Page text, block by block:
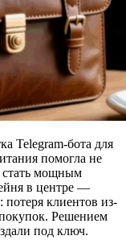
Telegram-бота для
помогла не
стать мощным
в центре —
потеря клиентов из-
покупок. Решением
под ключ.